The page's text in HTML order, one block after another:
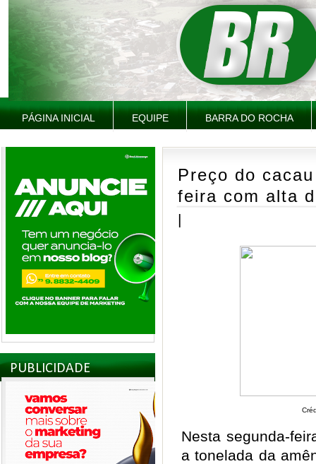
PÁGINA INICIAL EQUIPE BARRA DO ROCHA
PUBLICIDADE
Preço do
feira com alta
|
Nesta segunda-
a tonelada da